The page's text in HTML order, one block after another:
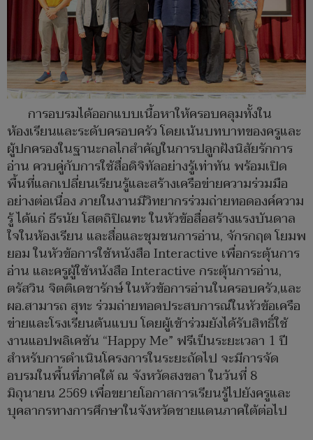
การอบรมได้ออกแบบเนื้อหาให้ครอบคลุมทั้งใน
ห้องเรียนและระดับครอบครัว โดยเน้นบทบาทของครูและ
ผู้ปกครองในฐานะกลไกสำคัญในการปลูกฝังนิสัยรักการ
อ่าน ควบคู่กับการใช้สื่อดิจิทัลอย่างรู้เท่าทัน พร้อมเปิด
พื้นที่แลกเปลี่ยนเรียนรู้และสร้างเครือข่ายความร่วมมือ
อย่างต่อเนื่อง ภายในงานมีวิทยากรร่วมถ่ายทอดองค์ความ
รู้ ได้แก่ ธีรนัย โสตถิปิณฑะ ในหัวข้อสื่อสร้างแรงบันดาล
ใจในห้องเรียน และสื่อและชุมชนการอ่าน, จักรกฤต โยมพ
ยอม ในหัวข้อการใช้หนังสือ Interactive เพื่อกระตุ้นการ
อ่าน และครูผู้ใช้หนังสือ Interactive กระตุ้นการอ่าน,
ตรัสวิน จิตติเดชารักษ์ ในหัวข้อการอ่านในครอบครัว,และ
ผอ.สามารถ สุทะ ร่วมถ่ายทอดประสบการณ์ในหัวข้อเครือ
ข่ายและโรงเรียนต้นแบบ โดยผู้เข้าร่วมยังได้รับสิทธิ์ใช้
งานแอปพลิเคชัน “Happy Me” ฟรีเป็นระยะเวลา 1 ปี
สำหรับการดำเนินโครงการในระยะถัดไป จะมีการจัด
อบรมในพื้นที่ภาคใต้ ณ จังหวัดสงขลา ในวันที่ 8
มิถุนายน 2569 เพื่อขยายโอกาสการเรียนรู้ไปยังครูและ
บุคลากรทางการศึกษาในจังหวัดชายแดนภาคใต้ต่อไป